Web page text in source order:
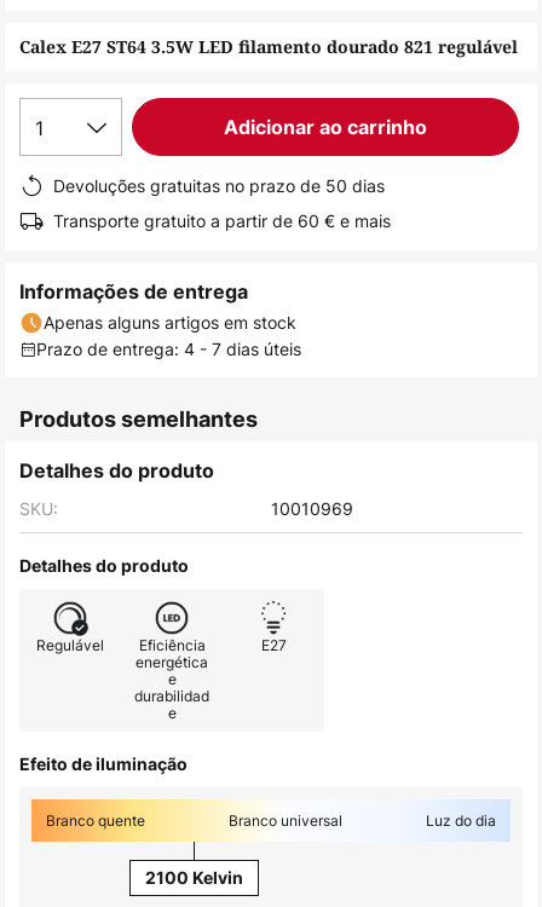
da
de
imagens
Calex E27 ST64 3.5W LED filamento dourado 821 regulável
1 Adicionar ao carrinho
Devoluções gratuitas no prazo de 50 dias
Transporte gratuito a partir de 60 € e mais
Informações de entrega
Apenas alguns artigos em stock
Prazo de entrega: 4 - 7 dias úteis
Produtos semelhantes
Detalhes do produto
SKU: 10010969
Detalhes do produto
Regulável
Eficiência
energética
e
durabilidad
e
E27
Efeito de iluminação
Branco quente Branco universal Luz do dia
2100 Kelvin